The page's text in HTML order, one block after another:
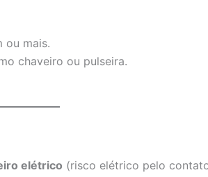
ou mais.
chaveiro ou pulseira.
elétrico (risco elétrico pelo